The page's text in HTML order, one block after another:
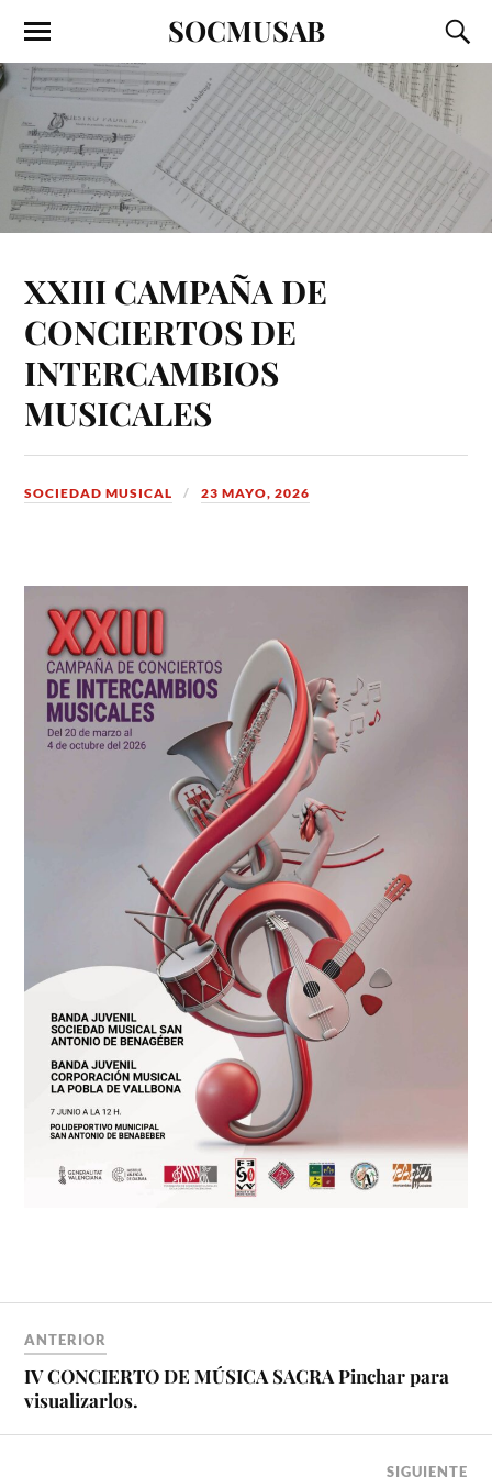
SOCMUSAB
XXIII CAMPAÑA DE
CONCIERTOS DE
INTERCAMBIOS
MUSICALES
SOCIEDAD MUSICAL 23 MAYO, 2026
ANTERIOR
IV CONCIERTO DE MÚSICA SACRA Pinchar para
visualizarlos.
SIGUIENTE